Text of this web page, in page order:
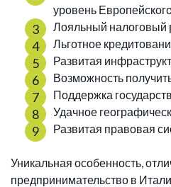
уровень
Лояльный налоговый
Льготное
Развитая
Возможность
Поддержка
Удачное
Развитая правовая
Уникальная особенность,
предпринимательство в